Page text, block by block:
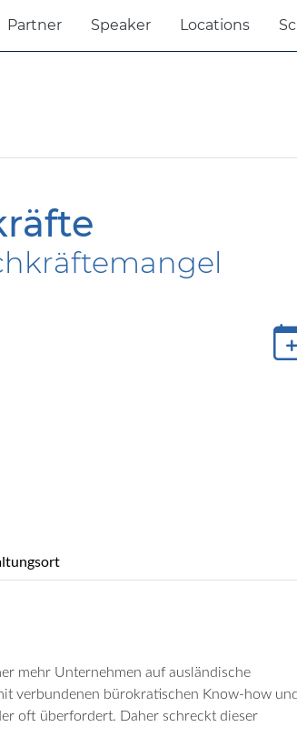
Partner Speaker Locations
mehr Unternehmen auf ausländische
verbundenen bürokratischen Know-how und
oft überfordert. Daher schreckt dieser